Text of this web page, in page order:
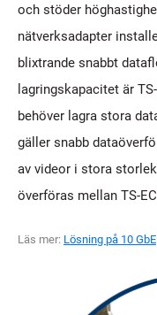
och stöder
nätverksadapter
blixtrande snabbt
lagringskapacitet är
behöver lagra stora
gäller snabb
av videor i stora
överföras mellan TS-
Läs mer: Lösning på 10 GbE